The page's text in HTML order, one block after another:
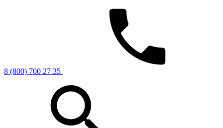
8 (800) 700 27 35